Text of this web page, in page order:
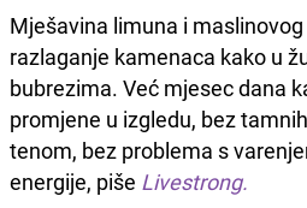
Mješavina limuna i
razlaganje kamenaca kako u
bubrezima. Već mjesec dana
promjene u izgledu, bez
tenom, bez problema s
energije, piše Livestrong.